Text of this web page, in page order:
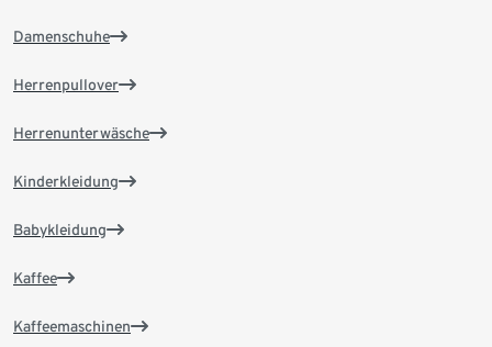
Damenschuhe
Herrenpullover
Herrenunterwäsche
Kinderkleidung
Babykleidung
Kaffee
Kaffeemaschinen